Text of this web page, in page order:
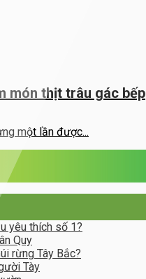
món thịt trâu gác bếp
một lần được...
yêu thích số 1?
Quy
rừng Tây Bắc?
Tày